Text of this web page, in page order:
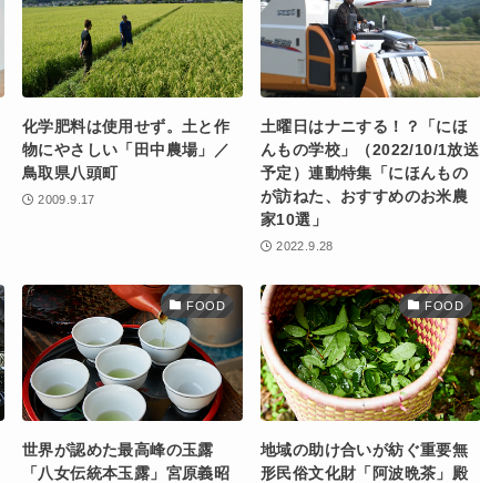
化学肥料は使用せず。土と作
物にやさしい「田中農場」／
鳥取県八頭町
2009.9.17
土曜日はナニする！？「にほ
んもの学校」（2022/10/1放送
予定）連動特集「にほんもの
が訪ねた、おすすめのお米農
家10選」
2022.9.28
FOOD
世界が認めた最高峰の玉露
「八女伝統本玉露」宮原義昭
FOOD
地域の助け合いが紡ぐ重要無
形民俗文化財「阿波晩茶」殿